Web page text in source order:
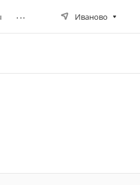
... Иваново